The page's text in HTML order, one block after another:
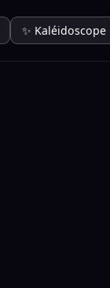
✨ Kaléidoscope